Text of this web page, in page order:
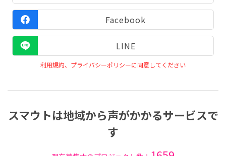
Facebook
LINE
利用規約、プライバシーポリシーに同意してください
スマウトは地域から声がかかるサービスで
す